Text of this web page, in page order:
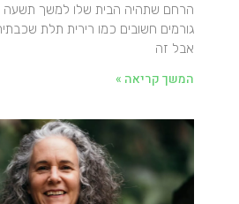
הרחם שתהיה הבית שלו למשך תשעה
גורמים חשובים כמו רירית תלת
אבל זה
המשך קריאה »